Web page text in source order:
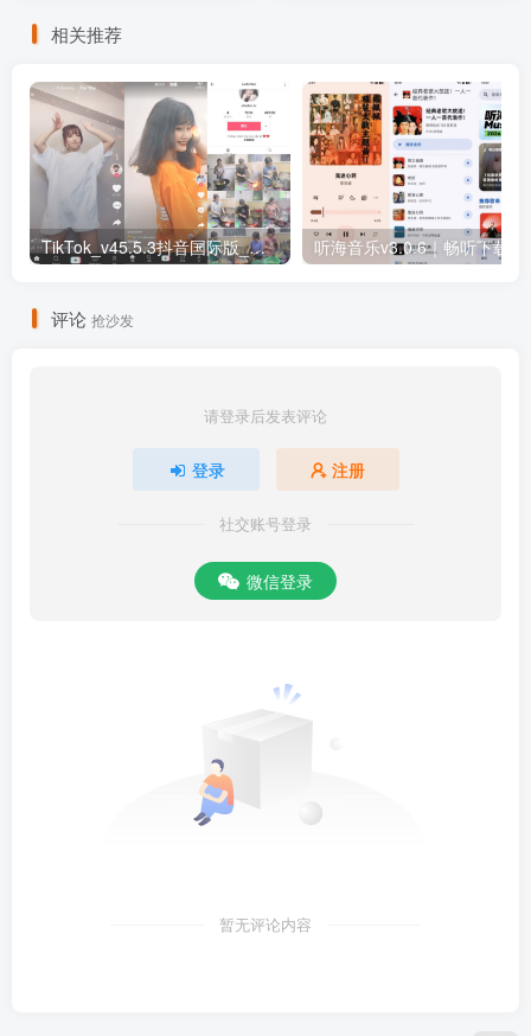
相关推荐
TikTok_v45.5.3抖音国际版_免拔卡解锁全球版
评论 抢沙发
请登录后发表评论
登录 注册
社交账号登录
微信登录
暂无评论内容